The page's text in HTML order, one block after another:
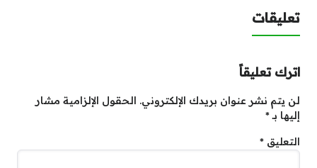
تعليقات
اترك تعليقاً
لن يتم نشر عنوان بريدك الإلكتروني. الحقول الإلزامية مشار
إليها بـ*
التعليق *